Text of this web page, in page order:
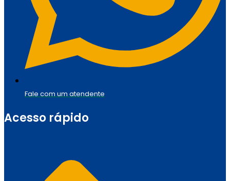
Fale com um atendente
Acesso rápido